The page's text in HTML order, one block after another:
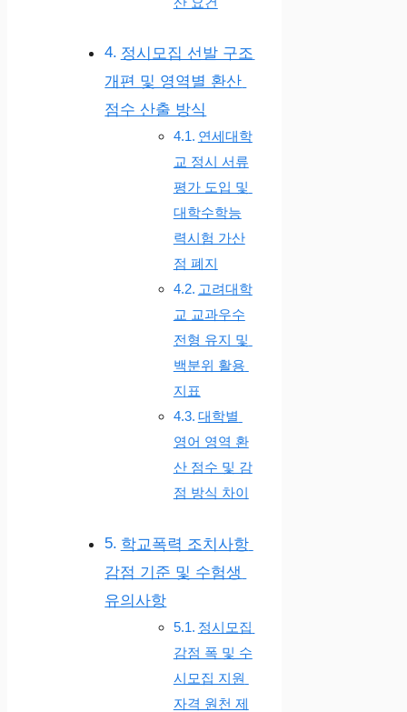
정시모집 선발 구조
개편 및 영역별 환산
점수 산출 방식
연세대학
교 정시 서류
평가 도입 및
대학수학능
력시험 가산
점 폐지
고려대학
교 교과우수
전형 유지 및
백분위 활용
지표
대학별
영어 영역 환
산 점수 및 감
점 방식 차이
학교폭력 조치사항
감점 기준 및 수험생
유의사항
정시모집
감점 폭 및 수
시모집 지원
자격 원천 제